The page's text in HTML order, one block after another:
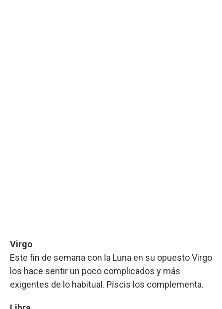
Virgo
Este fin de semana con la Luna en su opuesto Virgo
los hace sentir un poco complicados y más
exigentes de lo habitual. Piscis los complementa.